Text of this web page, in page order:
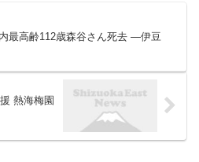
最高齢112歳森谷さん死去 ―伊豆
熱海梅園